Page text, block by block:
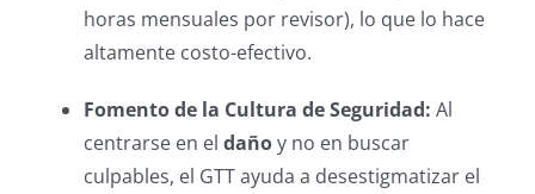
horas mensuales por revisor), lo que lo hace
altamente costo-efectivo.
Fomento de la Cultura de Seguridad: Al
centrarse en el dañoy no en buscar
culpables, el GTT ayuda a desestigmatizar el